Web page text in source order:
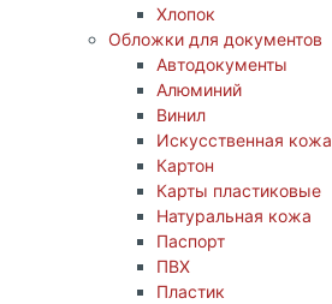
Хлопок
Обложки для документов
Автодокументы
Алюминий
Винил
Искусственная кожа
Картон
Карты пластиковые
Натуральная кожа
Паспорт
ПВХ
Пластик